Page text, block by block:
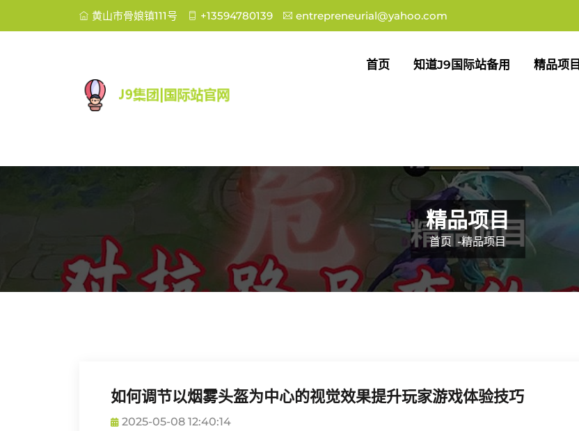
黄山市骨娘镇111号 +13594780139 entrepreneurial@yahoo.com
首页 知道j9国际站备用 精品项目
精品项目
首页 -精品项目
如何调节以烟雾头盔为中心的视觉效果提升玩家游戏体验技巧
2025-05-08 12:40:14